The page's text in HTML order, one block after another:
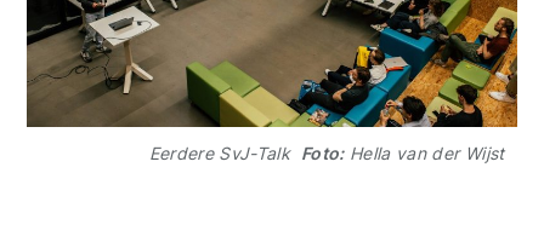
Eerdere SvJ-Talk Foto:Hella van der Wijst